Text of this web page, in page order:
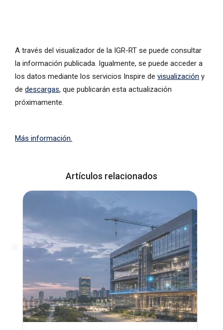
A través del visualizador de la IGR-RT se puede consultar
la información publicada. Igualmente, se puede acceder a
los datos mediante los servicios Inspire devisualización y
dedescargas, que publicarán esta actualización
próximamente.
Más información.
Artículos relacionados